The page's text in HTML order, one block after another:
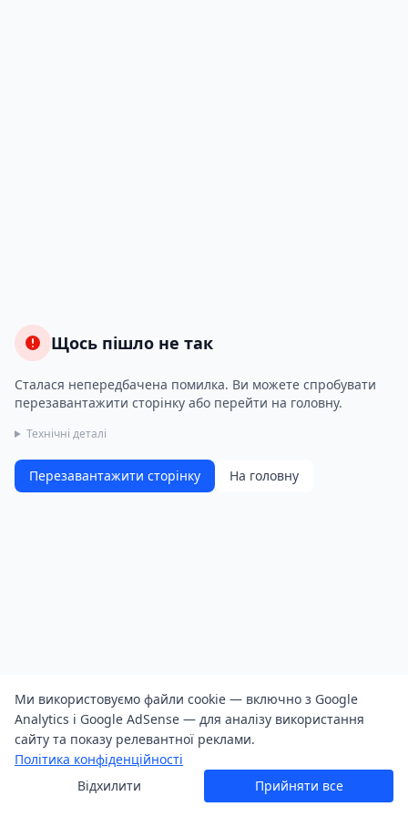
Щось пішло не так
Сталася непередбачена помилка. Ви можете спробувати
перезавантажити сторінку або перейти на головну.
Технічні деталі
Перезавантажити сторінку На головну
Ми використовуємо файли cookie — включно з Google
Analytics і Google AdSense — для аналізу використання
сайту та показу релевантної реклами.
Політика конфіденційності
Відхилити
Прийняти все